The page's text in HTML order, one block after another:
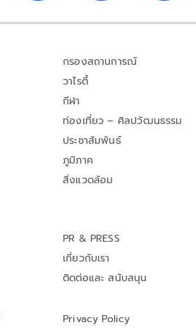
กรองสถานการณ์
วาไรตี้
กีฬา
ท่องเที่ยว – ศิลปวัฒนธรรม
ประชาสัมพันธ์
ภูมิภาค
สิ่งแวดล้อม
PR & PRESS
เกี่ยวกับเรา
ติดต่อและ สนับสนุน
Privacy Policy